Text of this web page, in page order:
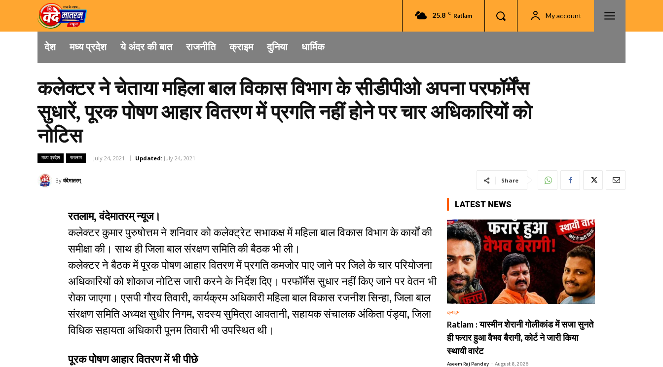
25.8 C Ratlām My account
देश मध्य प्रदेश ये अंदर की बात राजनीति क्राइम दुनिया धार्मिक
कलेक्टर ने चेताया महिला बाल विकास विभाग के सीडीपीओ अपना परफॉर्मेंस
सुधारें, पूरक पोषण आहार वितरण में प्रगति नहीं होने पर चार अधिकारियों को
नोटिस
मध्य प्रदेश रतलाम July 24, 2021 Updated: July 24, 2021
By वंदेमातरम् Share
रतलाम, वंदेमातरम् न्यूज।
कलेक्टर कुमार पुरुषोत्तम ने शनिवार को कलेक्ट्रेट सभाकक्ष में महिला बाल विकास विभाग के कार्यों की
समीक्षा की। साथ ही जिला बाल संरक्षण समिति की बैठक भी ली।
कलेक्टर ने बैठक में पूरक पोषण आहार वितरण में प्रगति कमजोर पाए जाने पर जिले के चार परियोजना
अधिकारियों को शोकाज नोटिस जारी करने के निर्देश दिए। परफॉर्मेंस सुधार नहीं किए जाने पर वेतन भी
रोका जाएगा। एसपी गौरव तिवारी, कार्यक्रम अधिकारी महिला बाल विकास रजनीश सिन्हा, जिला बाल
संरक्षण समिति अध्यक्ष सुधीर निगम, सदस्य सुमित्रा आवतानी, सहायक संचालक अंकिता पंड्या, जिला
विधिक सहायता अधिकारी पूनम तिवारी भी उपस्थित थी।
पूरक पोषण आहार वितरण में भी पीछे
LATEST NEWS
क्राइम
Ratlam : यास्मीन शेरानी गोलीकांड में सजा सुनते
ही फरार हुआ वैभव बैरागी, कोर्ट ने जारी किया
स्थायी वारंट
Aseem Raj Pandey - August 8, 2026